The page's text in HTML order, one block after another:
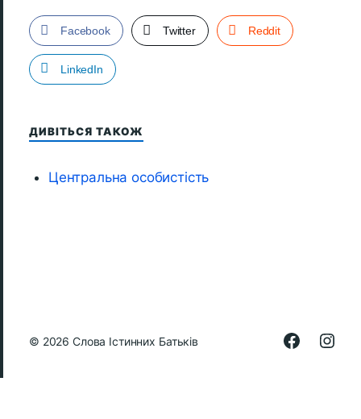
Facebook Twitter Reddit
LinkedIn
ДИВІТЬСЯ ТАКОЖ
Центральна особистість
© 2026Слова Істинних Батьків